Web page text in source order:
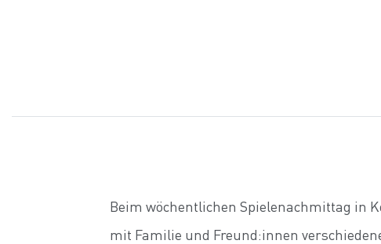
Beim wöchentlichen Spielenachmittag in
mit Familie und Freund:innen